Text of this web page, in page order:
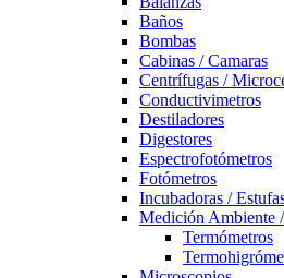
Baños
Bombas
Cabinas / Camaras
Centrífugas /
Conductivimetros
Destiladores
Digestores
Espectrofotómetros
Fotómetros
Incubadoras /
Medición Ambiente
Termómetros